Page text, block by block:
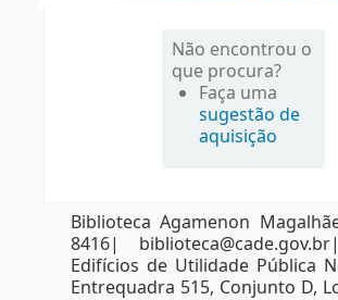
Não encontrou o
que procura?
Faça uma
sugestão de
aquisição
Biblioteca Agamenon
8416|
Edifícios de Utilidade Pública
Entrequadra 515, Conjunto D,